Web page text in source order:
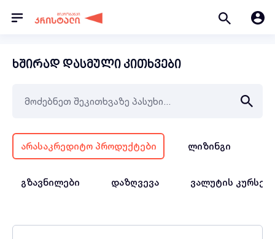
ხშირად დასმული კითხვები
არასაკრედიტო პროდუქტები ლიზინგი
გზავნილები დაზღვევა ვალუტის კურსები